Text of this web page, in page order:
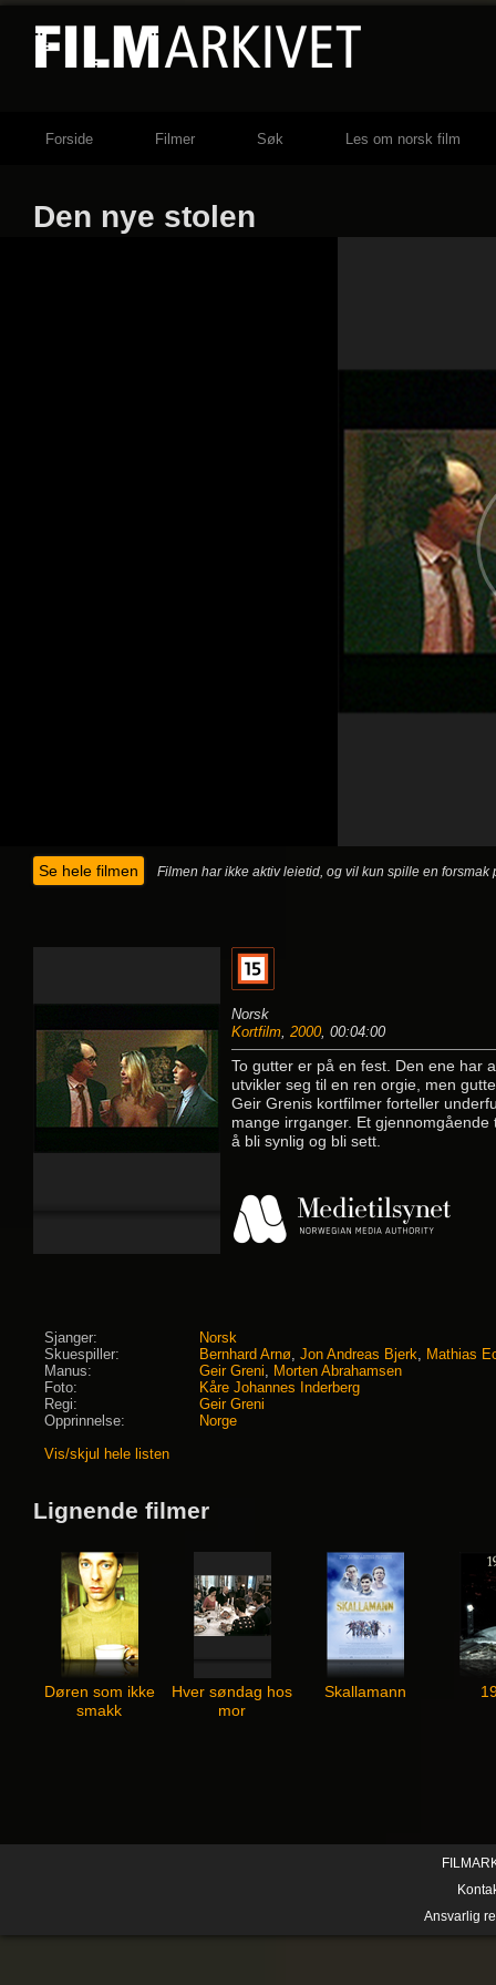
Forside Filmer Søk Les om norsk film
Den nye stolen
Se hele filmen Filmen har ikke aktiv leietid, og vil kun spille en forsmak
Norsk
Kortfilm, 2000, 00:04:00
To gutter er på en fest. Den ene har
utvikler seg til en ren orgie, men
Geir Grenis kortfilmer forteller
mange irrganger. Et
å bli synlig og bli sett.
Sjanger:
Norsk
Skuespiller:
Bernhard Arnø, Jon Andreas Bjerk, Mathias
Manus:
Geir Greni, Morten Abrahamsen
Foto:
Kåre Johannes Inderberg
Regi:
Geir Greni
Opprinnelse:
Norge
Vis/skjul hele listen
Lignende filmer
Døren som ikke
smakk
Hver søndag hos
mor
Skallamann
Ansvarlig